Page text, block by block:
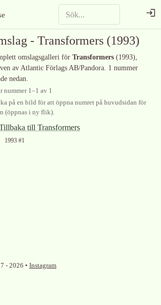
- Transformers (1993)
omslagsgalleri för Transformers (1993),
av Atlantic Förlags AB/Pandora. 1 nummer
nedan.
nummer 1–1 av 1
på en bild för att öppna numret på huvudsidan för
(öppnas i ny flik).
till Transformers
1993 #1
- 2026 • Instagram